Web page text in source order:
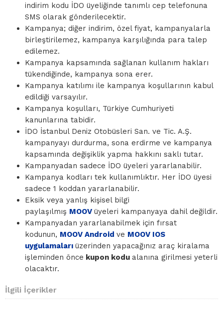
indirim kodu İDO üyeliğinde tanımlı cep telefonuna
SMS olarak gönderilecektir.
Kampanya; diğer indirim, özel fiyat, kampanyalarla
birleştirilemez, kampanya karşılığında para talep
edilemez.
Kampanya kapsamında sağlanan kullanım hakları
tükendiğinde, kampanya sona erer.
Kampanya katılımı ile kampanya koşullarının kabul
edildiği varsayılır.
Kampanya koşulları, Türkiye Cumhuriyeti
kanunlarına tabidir.
İDO İstanbul Deniz Otobüsleri San. ve Tic. A.Ş.
kampanyayı durdurma, sona erdirme ve kampanya
kapsamında değişiklik yapma hakkını saklı tutar.
Kampanyadan sadece İDO üyeleri yararlanabilir.
Kampanya kodları tek kullanımlıktır. Her İDO üyesi
sadece 1 koddan yararlanabilir.
Eksik veya yanlış kişisel bilgi
paylaşılmış MOOV üyeleri kampanyaya dahil değildir.
Kampanyadan yararlanabilmek için fırsat
kodunun, MOOV Android ve MOOV IOS
uygulamaları üzerinden yapacağınız araç kiralama
işleminden önce kupon kodu alanına girilmesi yeterli
olacaktır.
İlgili İçerikler